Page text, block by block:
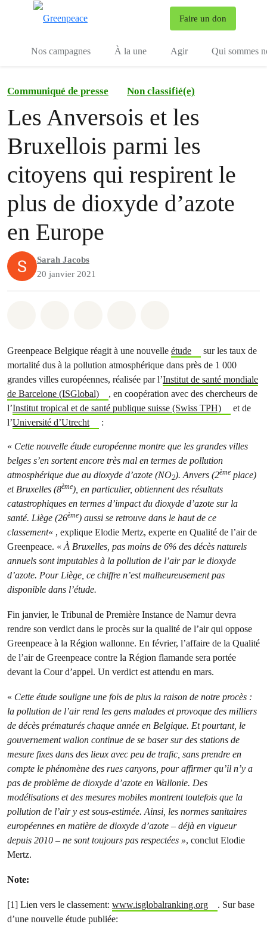
Faire un don
Nos campagnes À la une Agir Qui sommes
Communiqué de presse Non classifié(e)
Les Anversois et les
Bruxellois parmi les
citoyens qui respirent le
plus de dioxyde d’azote
en Europe
Sarah Jacobs
20 janvier 2021
Greenpeace Belgique réagit à une nouvelle étude
sur les taux de
mortalité dus à la pollution atmosphérique dans près de 1 000
grandes villes européennes, réalisée par l’Institut de santé mondiale
de Barcelone (ISGlobal)
, en coopération avec des chercheurs de
l’Institut tropical et de santé publique suisse (Swiss TPH)
et de
l’Université d’Utrecht :
« Cette nouvelle étude européenne montre que les grandes villes
belges s’en sortent encore très mal en termes de pollution
atmosphérique due au dioxyde d’azote (NO2). Anvers (2ème place)
et Bruxelles (8ème), en particulier, obtiennent des résultats
catastrophiques en termes d’impact du dioxyde d’azote sur la
santé. Liège (26ème) aussi se retrouve dans le haut de ce
classement« , explique Elodie Mertz, experte en Qualité de l’air de
Greenpeace. «À Bruxelles, pas moins de 6% des décès naturels
annuels sont imputables à la pollution de l’air par le dioxyde
d’azote. Pour Liège, ce chiffre n’est malheureusement pas
disponible dans l’étude.
Fin janvier, le Tribunal de Première Instance de Namur devra
rendre son verdict dans le procès sur la qualité de l’air qui oppose
Greenpeace à la Région wallonne. En février, l’affaire de la Qualité
de l’air de Greenpeace contre la Région flamande sera portée
devant la Cour d’appel. Un verdict est attendu en mars.
« Cette étude souligne une fois de plus la raison de notre procès :
la pollution de l’air rend les gens malades et provoque des milliers
de décès prématurés chaque année en Belgique. Et pourtant, le
gouvernement wallon continue de se baser sur des stations de
mesure fixes dans des lieux avec peu de trafic, sans prendre en
compte le phénomène des rues canyons, pour affirmer qu’il n’y a
pas de problème de dioxyde d’azote en Wallonie. Des
modélisations et des mesures mobiles montrent toutefois que la
pollution de l’air y est sous-estimée. Ainsi, les normes sanitaires
européennes en matière de dioxyde d’azote – déjà en vigueur
depuis 2010 – ne sont toujours pas respectées », conclut Elodie
Mertz.
Note:
[1] Lien vers le classement: www.isglobalranking.org
. Sur base
d’une nouvelle étude publiée: